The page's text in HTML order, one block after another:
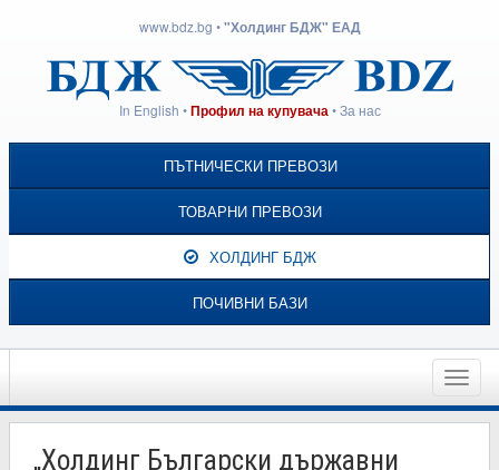
www.bdz.bg •"Холдинг БДЖ" ЕАД
In English •Профил на купувача •За нас
ПЪТНИЧЕСКИ ПРЕВОЗИ
ТОВАРНИ ПРЕВОЗИ
ХОЛДИНГ БДЖ
ПОЧИВНИ БАЗИ
Toggle
„Холдинг Български държавни